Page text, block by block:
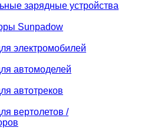
зарядные устройства
Sunpadow
электромобилей
автомоделей
автотреков
вертолетов /